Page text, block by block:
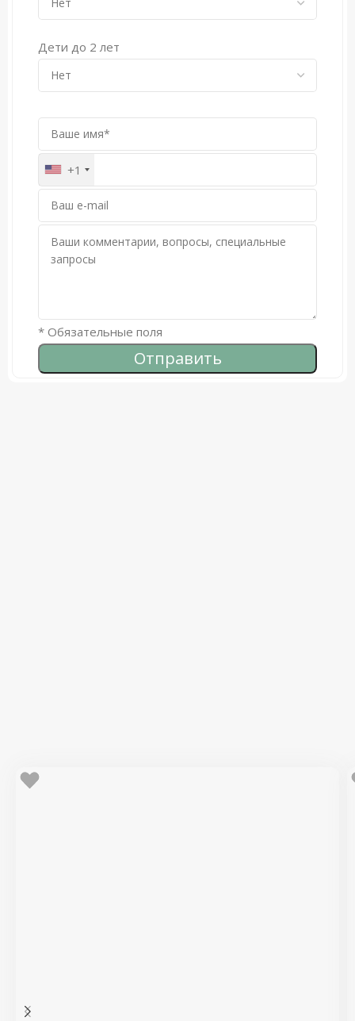
— Кладовые
— Прачечная
— Летняя столовая с площадкой барбекю
— Бассейн с панорамными видами
— Сад с дорожками, зонами отдыха и
гамаками
Пешком до оборудованного пляжа отеля 5*:
15 минут
Дети до 2 лет
+1
* Обязательные поля